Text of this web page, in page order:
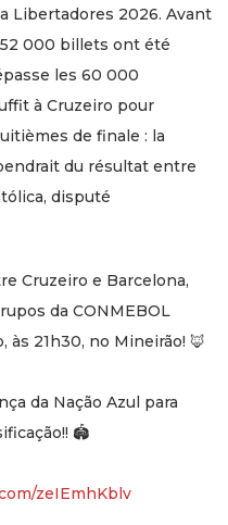
Libertadores 2026. Avant
52 000 billets ont été
les 60 000
à Cruzeiro pour
de finale : la
du résultat entre
disputé
Cruzeiro e Barcelona,
da CONMEBOL
às 21h30, no Mineirão! 🦊
da Nação Azul para
🏟️
zeIEmhKblv